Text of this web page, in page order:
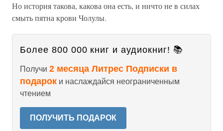
Но история такова, какова она есть, и ничто не в силах
смыть пятна крови Чолулы.
Более 800 000 книг и аудиокниг! 📚
Получи 2 месяца Литрес Подписки в
подарок и наслаждайся неограниченным
чтением
ПОЛУЧИТЬ ПОДАРОК